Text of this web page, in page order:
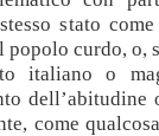
stato
curdo, o,
italiano o
dell’abitudine
come